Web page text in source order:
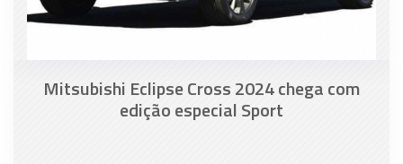
Mitsubishi Eclipse Cross 2024 chega com
edição especial Sport